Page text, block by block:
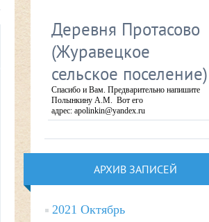
Деревня Протасово
(Журавецкое
сельское поселение)
Спасибо и Вам. Предварительно напишите
Полынкину А.М. Вот его
адрес: apolinkin@yandex.ru
АРХИВ ЗАПИСЕЙ
2021 Октябрь